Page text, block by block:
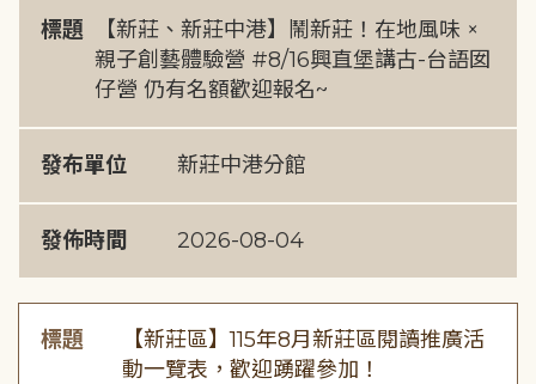
標題
【新莊、新莊中港】鬧新莊！在地風味 ×
親子創藝體驗營 #8/16興直堡講古-台語囡
仔營 仍有名額歡迎報名~
發布單位 新莊中港分館
發佈時間 2026-08-04
標題
【新莊區】115年8月新莊區閱讀推廣活
動一覽表，歡迎踴躍參加！